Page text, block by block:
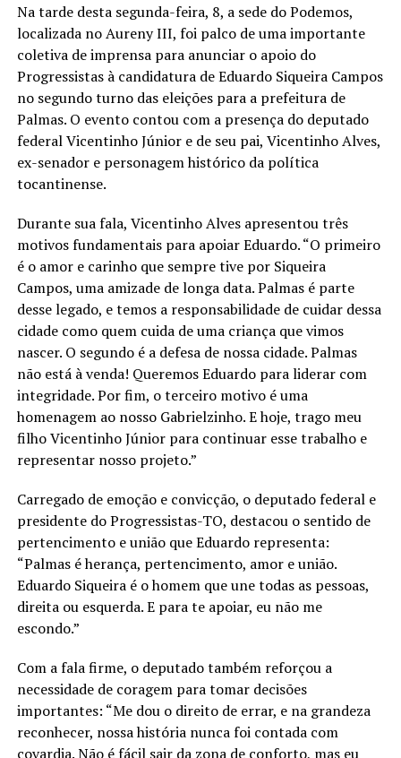
Na tarde desta segunda-feira, 8, a sede do Podemos,
localizada no Aureny III, foi palco de uma importante
coletiva de imprensa para anunciar o apoio do
Progressistas à candidatura de Eduardo Siqueira Campos
no segundo turno das eleições para a prefeitura de
Palmas. O evento contou com a presença do deputado
federal Vicentinho Júnior e de seu pai, Vicentinho Alves,
ex-senador e personagem histórico da política
tocantinense.
Durante sua fala, Vicentinho Alves apresentou três
motivos fundamentais para apoiar Eduardo. “O primeiro
é o amor e carinho que sempre tive por Siqueira
Campos, uma amizade de longa data. Palmas é parte
desse legado, e temos a responsabilidade de cuidar dessa
cidade como quem cuida de uma criança que vimos
nascer. O segundo é a defesa de nossa cidade. Palmas
não está à venda! Queremos Eduardo para liderar com
integridade. Por fim, o terceiro motivo é uma
homenagem ao nosso Gabrielzinho. E hoje, trago meu
filho Vicentinho Júnior para continuar esse trabalho e
representar nosso projeto.”
Carregado de emoção e convicção, o deputado federal e
presidente do Progressistas-TO, destacou o sentido de
pertencimento e união que Eduardo representa:
“Palmas é herança, pertencimento, amor e união.
Eduardo Siqueira é o homem que une todas as pessoas,
direita ou esquerda. E para te apoiar, eu não me
escondo.”
Com a fala firme, o deputado também reforçou a
necessidade de coragem para tomar decisões
importantes: “Me dou o direito de errar, e na grandeza
reconhecer, nossa história nunca foi contada com
covardia. Não é fácil sair da zona de conforto, mas eu